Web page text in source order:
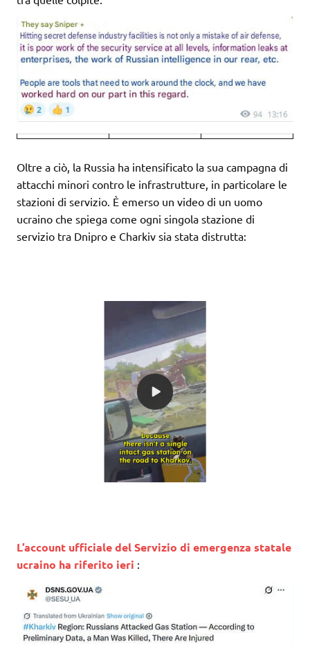
Oltre a ciò, la Russia ha intensificato la sua campagna di
attacchi minori contro le infrastrutture, in particolare le
stazioni di servizio. È emerso un video di un uomo
ucraino che spiega come ogni singola stazione di
servizio tra Dnipro e Charkiv sia stata distrutta:
L’account ufficiale del Servizio di emergenza statale
ucraino ha riferito ieri :